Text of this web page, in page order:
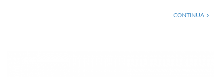
CONTINUA